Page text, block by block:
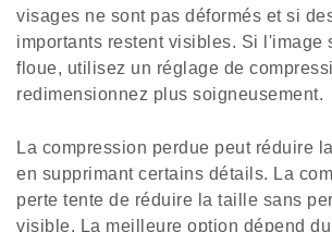
visages ne sont pas déformés et si
importants restent visibles. Si l'image
floue, utilisez un réglage de
redimensionnez plus soigneusement.
La compression perdue peut réduire
en supprimant certains détails. La
perte tente de réduire la taille sans
visible. La meilleure option dépend